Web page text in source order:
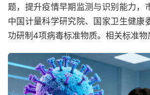
题，提升疫情早期监测与识别能力，
中国计量科学研究院、国家卫生健康
功研制4项病毒标准物质。相关标准物